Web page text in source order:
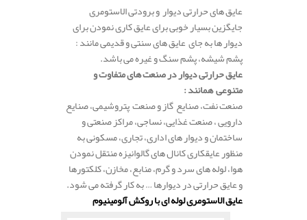
عایق های حرارتی دیوار و برودتی الاستومری
جایگزین بسیار خوبی برای عایق کاری نمودن برای
دیوار ها به جای عایق های سنتی و قدیمی مانند :
پشم شیشه، پشم سنگ و غیره می باشد.
عایق حرارتی دیوار در صنعت های متفاوت و
متنوعی همانند :
صنعت نفت، صنایع گاز و صنعت پتروشیمی، صنایع
دارویی ، صنعت غذایی، نساجی، مراکز صنعتی و
ساختمان و دیوار های اداری، تجاری، مسکونی به
منظور عایقکاری کانال های گالوانیزه منتقل نمودن
هوا، لوله های سرد و گرم، منابع، مخازن، کلکتورها
و عایق حرارتی در دیوارها … به کار گرفته می شود.
عایق الاستومری لوله ای با روکش آلومینیوم